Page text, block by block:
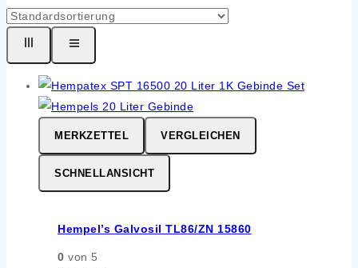
MERKZETTEL VERGLEICHEN
SCHNELLANSICHT
Hempel’s Galvosil TL86/ZN 15860
0 von 5